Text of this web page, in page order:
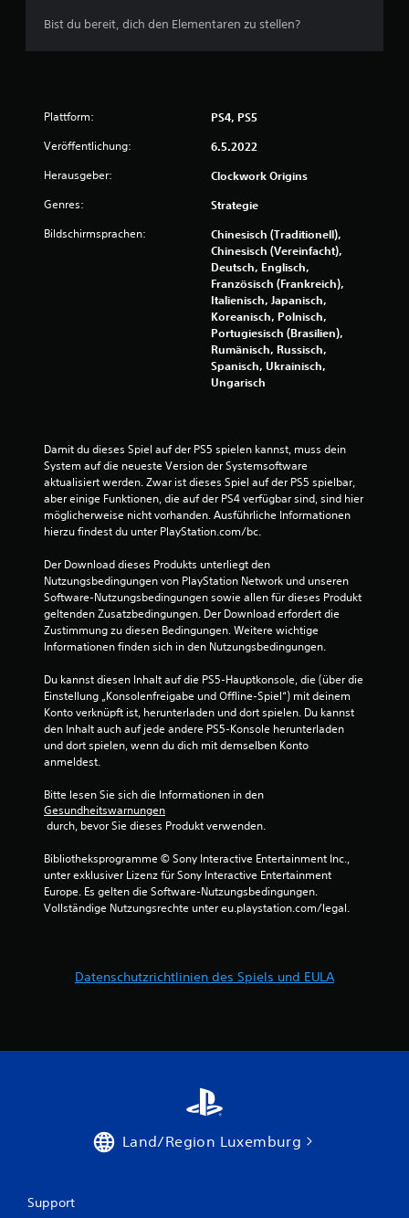
u
n
e
Bist du bereit, dich den Elementaren zu stellen?
Plattform: PS4, PS5
Veröffentlichung: 6.5.2022
Herausgeber: Clockwork Origins
Genres: Strategie
Bildschirmsprachen:
Chinesisch (Traditionell),
Chinesisch (Vereinfacht),
Deutsch, Englisch,
Französisch (Frankreich),
Italienisch, Japanisch,
Koreanisch, Polnisch,
Portugiesisch (Brasilien),
Rumänisch, Russisch,
Spanisch, Ukrainisch,
Ungarisch
Damit du dieses Spiel auf der PS5 spielen kannst, muss dein
System auf die neueste Version der Systemsoftware
aktualisiert werden. Zwar ist dieses Spiel auf der PS5 spielbar,
aber einige Funktionen, die auf der PS4 verfügbar sind, sind hier
möglicherweise nicht vorhanden. Ausführliche Informationen
hierzu findest du unter PlayStation.com/bc.
Der Download dieses Produkts unterliegt den
Nutzungsbedingungen von PlayStation Network und unseren
Software-Nutzungsbedingungen sowie allen für dieses Produkt
geltenden Zusatzbedingungen. Der Download erfordert die
Zustimmung zu diesen Bedingungen. Weitere wichtige
Informationen finden sich in den Nutzungsbedingungen.
Du kannst diesen Inhalt auf die PS5-Hauptkonsole, die (über die
Einstellung „Konsolenfreigabe und Offline-Spiel“) mit deinem
Konto verknüpft ist, herunterladen und dort spielen. Du kannst
den Inhalt auch auf jede andere PS5-Konsole herunterladen
und dort spielen, wenn du dich mit demselben Konto
anmeldest.
Bitte lesen Sie sich die Informationen in den
Gesundheitswarnungen
durch, bevor Sie dieses Produkt verwenden.
Bibliotheksprogramme © Sony Interactive Entertainment Inc.,
unter exklusiver Lizenz für Sony Interactive Entertainment
Europe. Es gelten die Software-Nutzungsbedingungen.
Vollständige Nutzungsrechte unter eu.playstation.com/legal.
Datenschutzrichtlinien des Spiels und EULA
Land/Region Luxemburg
Support